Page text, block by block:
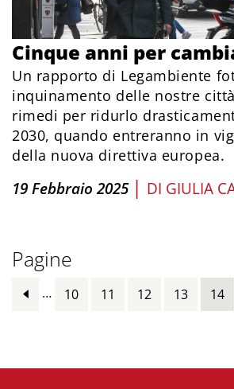
Cinque anni per
Un rapporto di Legambiente
inquinamento delle nostre
rimedi per ridurlo
2030, quando entreranno in
della nuova direttiva europea.
19 Febbraio 2025 | DI GIULIA
Pagine
… 10 11 12 13 14